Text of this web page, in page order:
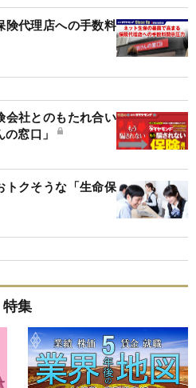
険代理店への手数料
会社とのもたれ合い
窓口」
クそうな「生命保
特集